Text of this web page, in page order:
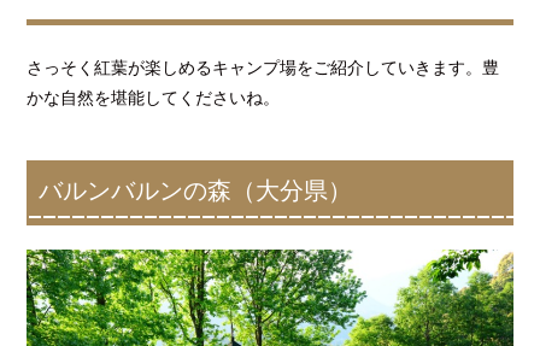
さっそく紅葉が楽しめるキャンプ場をご紹介していきます。豊
かな自然を堪能してくださいね。
バルンバルンの森（大分県）